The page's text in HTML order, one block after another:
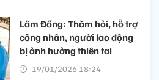
Lâm Đồng: Thăm hỏi, hỗ trợ
công nhân, người lao động
bị ảnh hưởng thiên tai
19/01/2026 18:24’